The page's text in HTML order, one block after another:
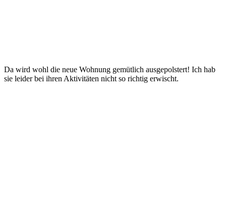
Da wird wohl die neue Wohnung gemütlich ausgepolstert! Ich hab
sie leider bei ihren Aktivitäten nicht so richtig erwischt.